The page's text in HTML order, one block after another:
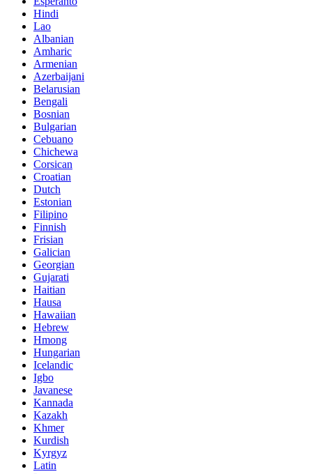
Hindi
Lao
Albanian
Amharic
Armenian
Azerbaijani
Belarusian
Bengali
Bosnian
Bulgarian
Cebuano
Chichewa
Corsican
Croatian
Dutch
Estonian
Filipino
Finnish
Frisian
Galician
Georgian
Gujarati
Haitian
Hausa
Hawaiian
Hebrew
Hmong
Hungarian
Icelandic
Igbo
Javanese
Kannada
Kazakh
Khmer
Kurdish
Kyrgyz
Latin